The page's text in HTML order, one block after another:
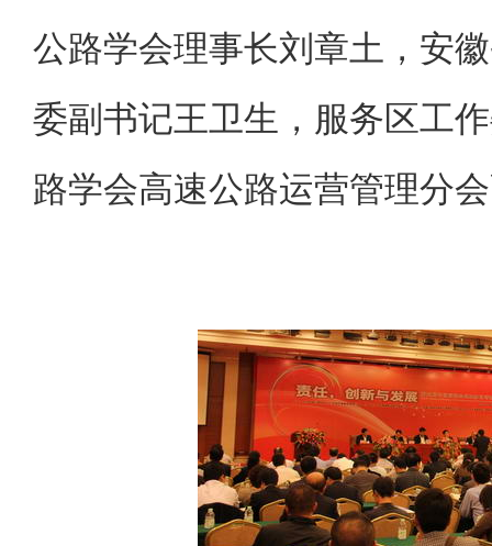
公路学会理事长刘章土，安
委副书记王卫生，服务区工
路学会高速公路运营管理分